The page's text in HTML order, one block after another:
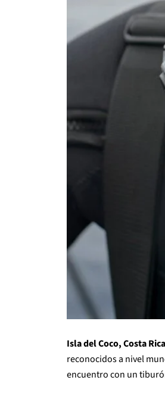
Isla del Coco, Costa
reconocidos a nivel
encuentro con un